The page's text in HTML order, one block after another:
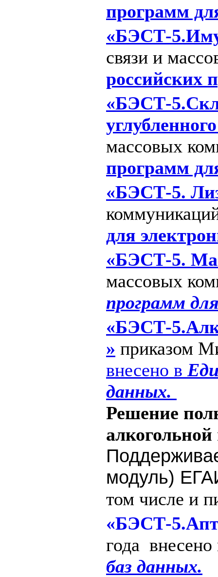
программ
«БЭСТ-
связи и
российских
«БЭСТ-
массовых
программ
«БЭСТ-5.
для
«БЭСТ-5.
массовых
программ
«БЭСТ-
» приказом
внесено в
данных.
Решение
модуль)
том числе и
«БЭСТ-
года внесено
баз данных.